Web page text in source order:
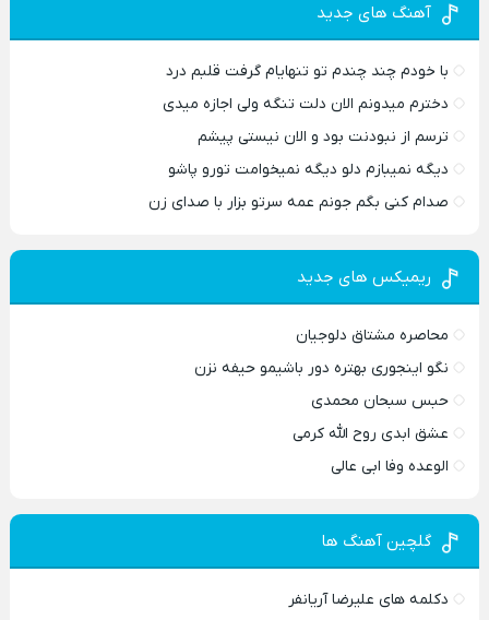
آهنگ های جدید
با خودم چند چندم تو تنهایام گرفت قلبم درد
دخترم میدونم الان دلت تنگه ولی اجازه میدی
ترسم از نبودنت بود و الان نیستی پیشم
دیگه نمیبازم دلو دیگه نمیخوامت تورو پاشو
صدام کنی بگم جونم عمه سرتو بزار با صدای زن
ریمیکس های جدید
محاصره مشتاق دلوجیان
نگو اینجوری بهتره دور باشیمو حیفه نزن
حبس سبحان محمدی
عشق ابدی روح الله کرمی
الوعده وفا ابی عالی
گلچین آهنگ ها
دکلمه های علیرضا آریانفر